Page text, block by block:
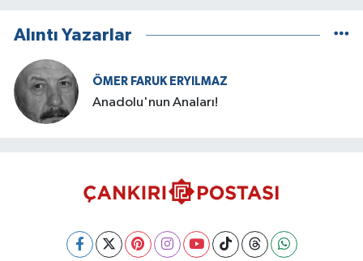
Alıntı Yazarlar
ÖMER FARUK ERYILMAZ
Anadolu'nun Anaları!